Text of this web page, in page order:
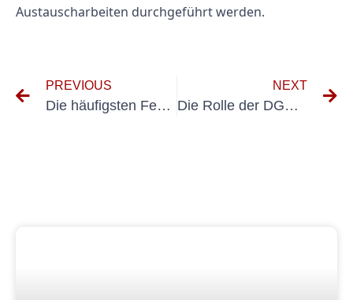
Austauscharbeiten durchgeführt werden.
PREVIOUS
Die häufigsten Fehler bei der Prüfung von ortsveränderlichen elektrischen Betriebsmitteln
NEXT
Die Rolle der DGUV Maschinenprüfung bei der Unfall- und Verletzungsverhütung